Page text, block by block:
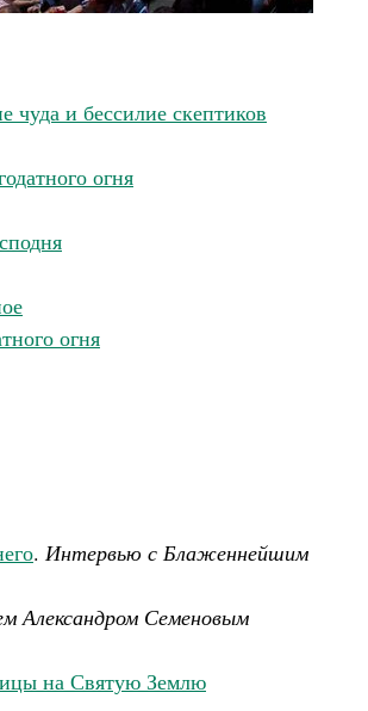
чуда и бессилие скептиков
огня
огня
. Интервью с Блаженнейшим
Александром Семеновым
на Святую Землю